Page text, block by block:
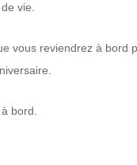
vie.
vous reviendrez à bord
bord.